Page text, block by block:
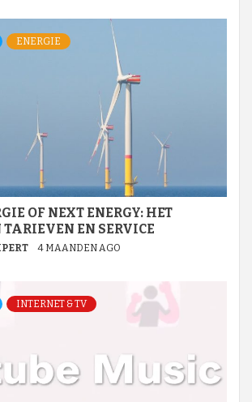
ENERGIE
OF NEXT ENERGY: HET
EN SERVICE
4 MAANDEN AGO
INTERNET & TV